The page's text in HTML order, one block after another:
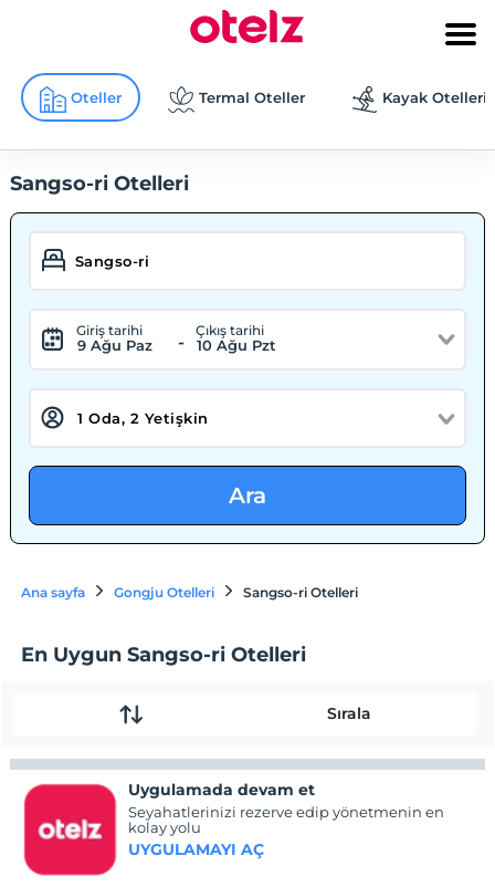
Oteller Termal Oteller Kayak Otelleri
Sangso-ri Otelleri
Giriş tarihi
9 Ağu Paz -
Çıkış tarihi
10 Ağu Pzt
Ara
Ana sayfa Gongju Otelleri Sangso-ri Otelleri
En Uygun Sangso-ri Otelleri
Sırala
Uygulamada devam et
Seyahatlerinizi rezerve edip yönetmenin en
kolay yolu
UYGULAMAYI AÇ